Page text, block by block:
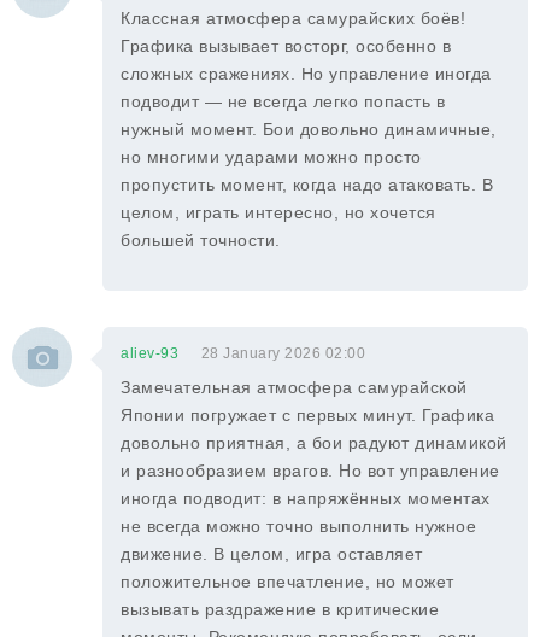
Классная атмосфера самурайских боёв!
Графика вызывает восторг, особенно в
сложных сражениях. Но управление иногда
подводит — не всегда легко попасть в
нужный момент. Бои довольно динамичные,
но многими ударами можно просто
пропустить момент, когда надо атаковать. В
целом, играть интересно, но хочется
большей точности.
aliev-93 28 January 2026 02:00
Замечательная атмосфера самурайской
Японии погружает с первых минут. Графика
довольно приятная, а бои радуют динамикой
и разнообразием врагов. Но вот управление
иногда подводит: в напряжённых моментах
не всегда можно точно выполнить нужное
движение. В целом, игра оставляет
положительное впечатление, но может
вызывать раздражение в критические